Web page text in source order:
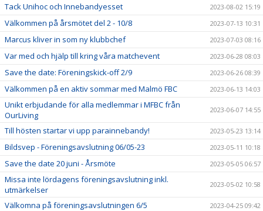
Tack Unihoc och Innebandyesset 2023-08-02 15:19
Välkommen på årsmötet del 2 - 10/8 2023-07-13 10:31
Marcus kliver in som ny klubbchef 2023-07-03 08:16
Var med och hjälp till kring våra matchevent 2023-06-28 08:03
Save the date: Föreningskick-off 2/9 2023-06-26 08:39
Välkommen på en aktiv sommar med Malmö FBC 2023-06-13 14:03
Unikt erbjudande för alla medlemmar i MFBC från
OurLiving
2023-06-07 14:55
Till hösten startar vi upp parainnebandy! 2023-05-23 13:14
Bildsvep - Föreningsavslutning 06/05-23 2023-05-11 10:18
Save the date 20 juni - Årsmöte 2023-05-05 06:57
Missa inte lördagens föreningsavslutning inkl.
utmärkelser
2023-05-02 10:58
Välkomna på föreningsavslutningen 6/5 2023-04-25 09:42